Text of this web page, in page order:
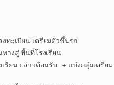
ทะเบียน เตรียมตัวขึ้นรถ
งสู่ พื้นที่โรงเรียน
ยน กล่าวต้อนรับ + แบ่งกลุ่มเตรียม